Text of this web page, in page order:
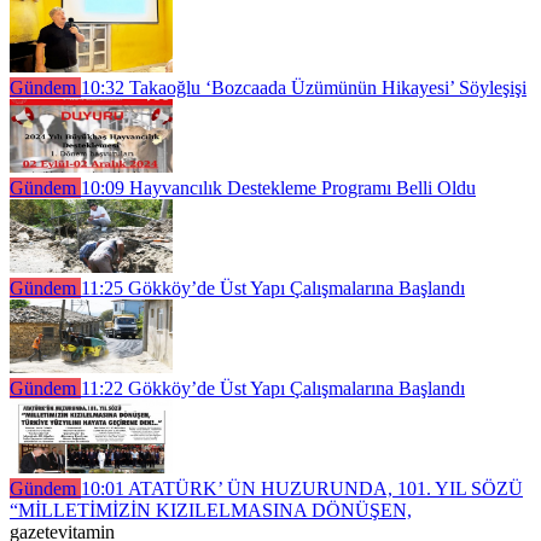
Gündem 10:32 Takaoğlu ‘Bozcaada Üzümünün Hikayesi’ Söyleşişi
Gündem 10:09 Hayvancılık Destekleme Programı Belli Oldu
Gündem 11:25 Gökköy’de Üst Yapı Çalışmalarına Başlandı
Gündem 11:22 Gökköy’de Üst Yapı Çalışmalarına Başlandı
Gündem 10:01 ATATÜRK’ ÜN HUZURUNDA, 101. YIL SÖZÜ
“MİLLETİMİZİN KIZILELMASINA DÖNÜŞEN,
gazetevitamin